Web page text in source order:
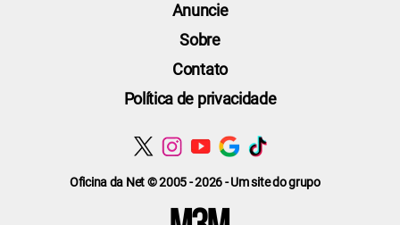
Oficina da Net © 2005 - 2026 - Um site do grupo
Anuncie
Sobre
Contato
Política de privacidade